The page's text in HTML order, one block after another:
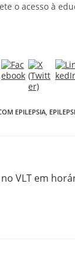
o acesso à
EPILEPSIA,
VLT em